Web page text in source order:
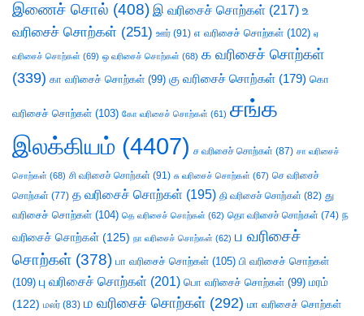
இணைச் சொல் (408) இ வரிசைச் சொற்கள் (217) உ
வரிசைச் சொற்கள் (251) ஊர் (91) எ வரிசைச் சொற்கள் (102) ஏ
வரிசைச் சொற்கள் (69) ஒ வரிசைச் சொற்கள் (68) க வரிசைச் சொற்கள்
(339) கா வரிசைச் சொற்கள் (99) கு வரிசைச் சொற்கள் (179) கொ
வரிசைச் சொற்கள் (103) கோ வரிசைச் சொற்கள் (61) சங்க
இலக்கியம் (4407) ச வரிசைச் சொற்கள் (87) சா வரிசைச்
சொற்கள் (68) சி வரிசைச் சொற்கள் (91) சு வரிசைச் சொற்கள் (67) செ வரிசைச்
சொற்கள் (77) த வரிசைச் சொற்கள் (195) தி வரிசைச் சொற்கள் (82) து
வரிசைச் சொற்கள் (104) தெ வரிசைச் சொற்கள் (62) தொ வரிசைச் சொற்கள் (74) ந
வரிசைச் சொற்கள் (125) நா வரிசைச் சொற்கள் (62) ப வரிசைச்
சொற்கள் (378) பா வரிசைச் சொற்கள் (105) பி வரிசைச் சொற்கள்
(109) பு வரிசைச் சொற்கள் (201) பொ வரிசைச் சொற்கள் (99) மரம்
(122) மலர் (83) ம வரிசைச் சொற்கள் (292) மா வரிசைச் சொற்கள்